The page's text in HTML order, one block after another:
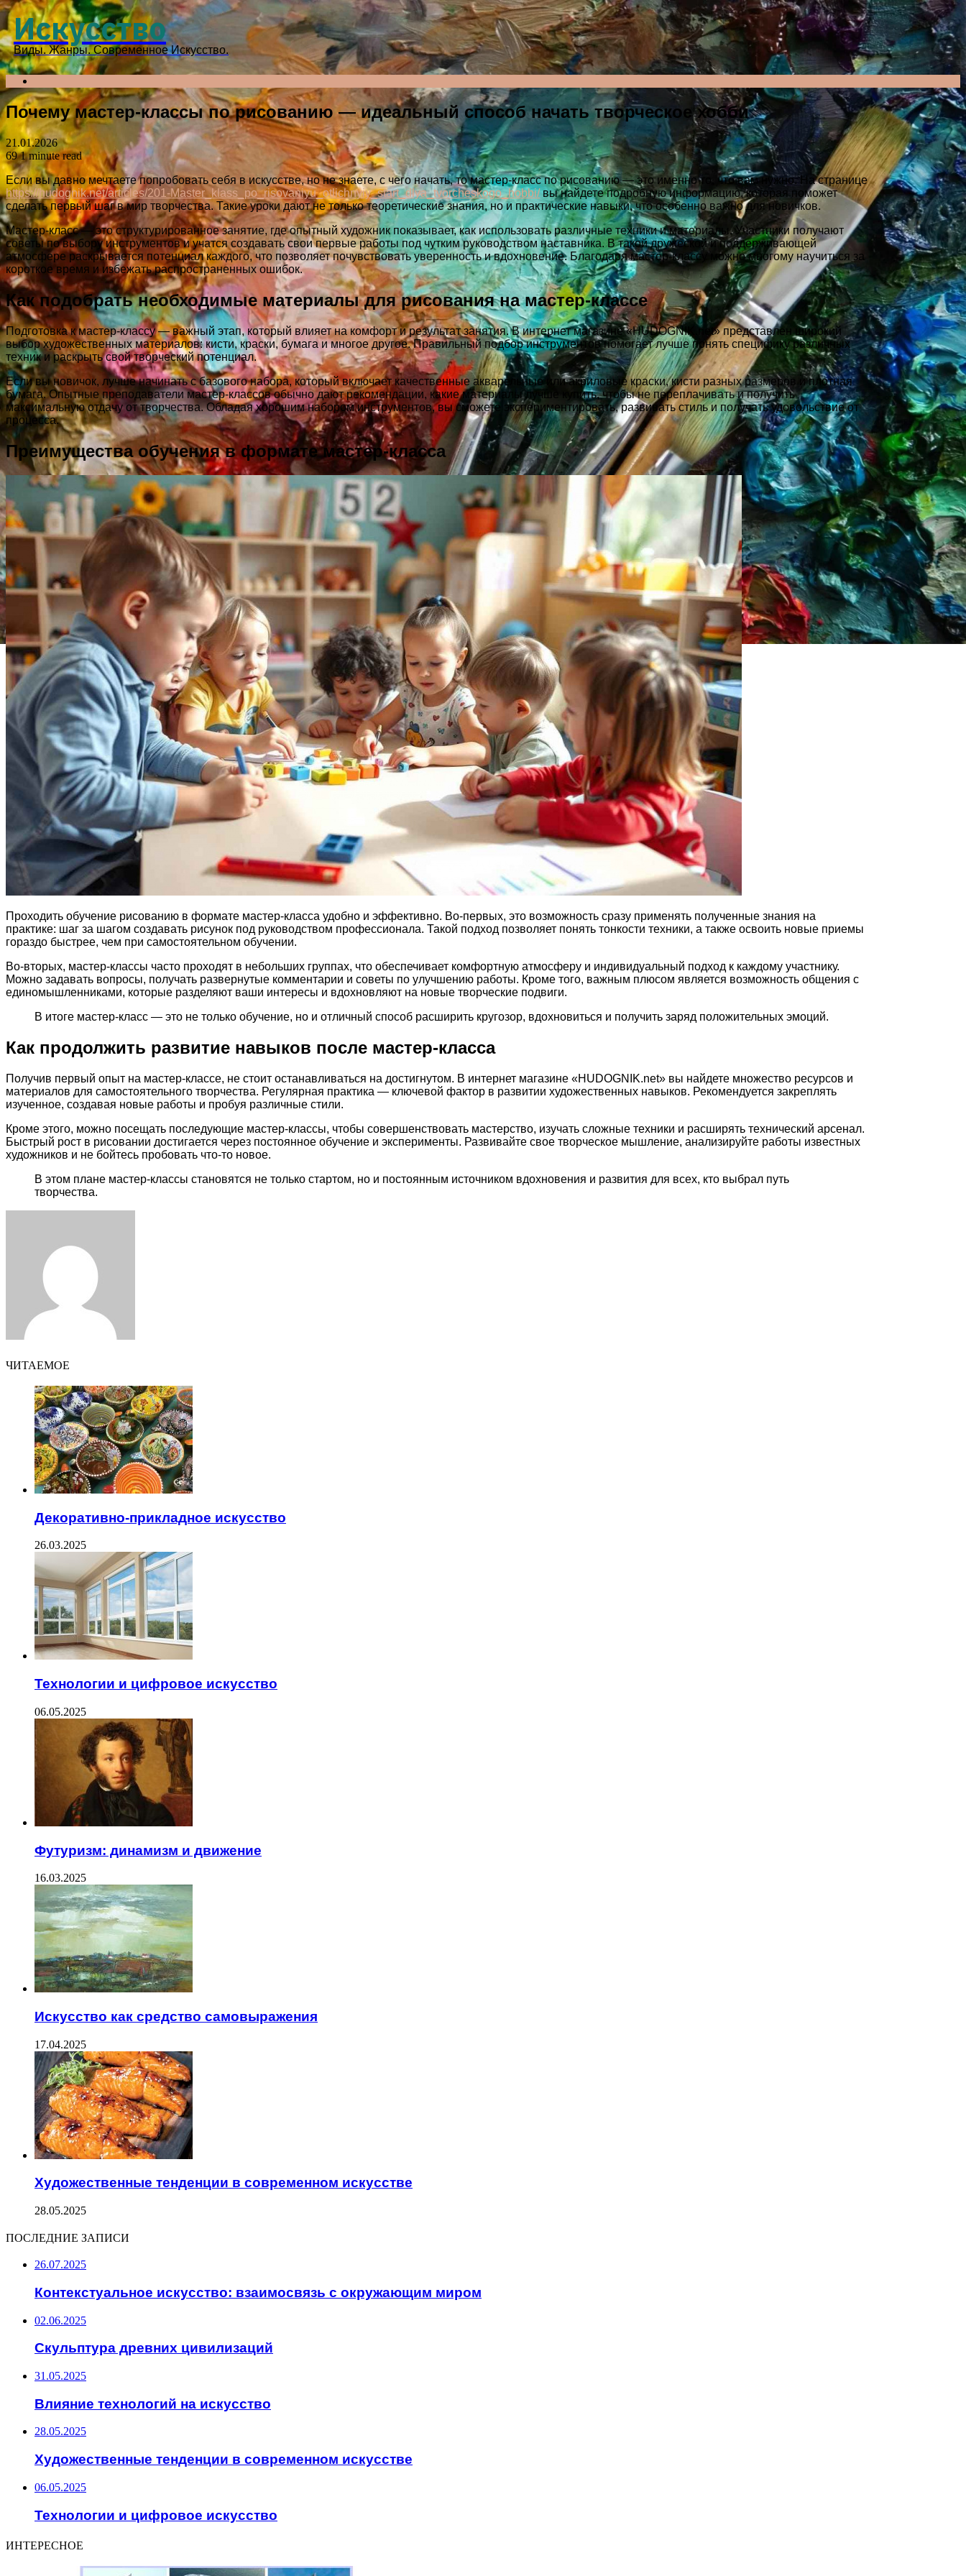
Menu
Искусство
Виды. Жанры. Современное Искусство.
for
Почему мастер-классы по рисованию — идеальный способ начать творческое хобби
21.01.2026
691 minute read
Если вы давно мечтаете попробовать себя в искусстве, но не знаете, с чего начать, то мастер-класс по рисованию — это именно то, что вам нужно. На странице
https://hudognik.net/articles/201-Master_klass_po_risovaniyu_otlichnyiy_start_dlya_tvorcheskogo_hobbi/вы найдете подробную информацию, которая поможет
сделать первый шаг в мир творчества. Такие уроки дают не только теоретические знания, но и практические навыки, что особенно важно для новичков.
Мастер-класс — это структурированное занятие, где опытный художник показывает, как использовать различные техники и материалы. Участники получают
советы по выбору инструментов и учатся создавать свои первые работы под чутким руководством наставника. В такой дружеской и поддерживающей
атмосфере раскрывается потенциал каждого, что позволяет почувствовать уверенность и вдохновение. Благодаря мастер-классу можно многому научиться за
короткое время и избежать распространенных ошибок.
Как подобрать необходимые материалы для рисования на мастер-классе
Подготовка к мастер-классу — важный этап, который влияет на комфорт и результат занятия. В интернет магазине «HUDOGNIK.net» представлен широкий
выбор художественных материалов: кисти, краски, бумага и многое другое. Правильный подбор инструментов помогает лучше понять специфику различных
техник и раскрыть свой творческий потенциал.
Если вы новичок, лучше начинать с базового набора, который включает качественные акварельные или акриловые краски, кисти разных размеров и плотная
бумага. Опытные преподаватели мастер-классов обычно дают рекомендации, какие материалы лучше купить, чтобы не переплачивать и получить
максимальную отдачу от творчества. Обладая хорошим набором инструментов, вы сможете экспериментировать, развивать стиль и получать удовольствие от
процесса.
Преимущества обучения в формате мастер-класса
Проходить обучение рисованию в формате мастер-класса удобно и эффективно. Во-первых, это возможность сразу применять полученные знания на
практике: шаг за шагом создавать рисунок под руководством профессионала. Такой подход позволяет понять тонкости техники, а также освоить новые приемы
гораздо быстрее, чем при самостоятельном обучении.
Во-вторых, мастер-классы часто проходят в небольших группах, что обеспечивает комфортную атмосферу и индивидуальный подход к каждому участнику.
Можно задавать вопросы, получать развернутые комментарии и советы по улучшению работы. Кроме того, важным плюсом является возможность общения с
единомышленниками, которые разделяют ваши интересы и вдохновляют на новые творческие подвиги.
В итоге мастер-класс — это не только обучение, но и отличный способ расширить кругозор, вдохновиться и получить заряд положительных эмоций.
Как продолжить развитие навыков после мастер-класса
Получив первый опыт на мастер-классе, не стоит останавливаться на достигнутом. В интернет магазине «HUDOGNIK.net» вы найдете множество ресурсов и
материалов для самостоятельного творчества. Регулярная практика — ключевой фактор в развитии художественных навыков. Рекомендуется закреплять
изученное, создавая новые работы и пробуя различные стили.
Кроме этого, можно посещать последующие мастер-классы, чтобы совершенствовать мастерство, изучать сложные техники и расширять технический арсенал.
Быстрый рост в рисовании достигается через постоянное обучение и эксперименты. Развивайте свое творческое мышление, анализируйте работы известных
художников и не бойтесь пробовать что-то новое.
В этом плане мастер-классы становятся не только стартом, но и постоянным источником вдохновения и развития для всех, кто выбрал путь
творчества.
ЧИТАЕМОЕ
Декоративно-прикладное искусство
26.03.2025
Технологии и цифровое искусство
06.05.2025
Футуризм: динамизм и движение
16.03.2025
Искусство как средство самовыражения
17.04.2025
Художественные тенденции в современном искусстве
28.05.2025
ПОСЛЕДНИЕ ЗАПИСИ
26.07.2025
Контекстуальное искусство: взаимосвязь с окружающим миром
02.06.2025
Скульптура древних цивилизаций
31.05.2025
Влияние технологий на искусство
28.05.2025
Художественные тенденции в современном искусстве
06.05.2025
Технологии и цифровое искусство
ИНТЕРЕСНОЕ